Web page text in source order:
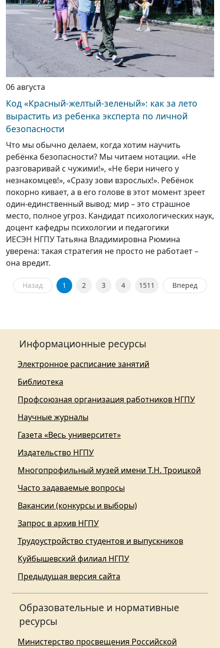
06 августа
Код «Красный-желтый-зеленый»: как за лето
вырастить из ребенка эксперта по личной
безопасности
Что мы обычно делаем, когда хотим научить
ребёнка безопасности? Мы читаем нотации. «Не
разговаривай с чужими!», «Не бери ничего у
незнакомцев!», «Сразу зови взрослых!». Ребёнок
покорно кивает, а в его голове в этот момент зреет
один-единственный вывод: мир – это страшное
место, полное угроз. Кандидат психологических наук,
доцент кафедры психологии и педагогики
ИЕСЭН НГПУ Татьяна Владимировна Рюмина
уверена: такая стратегия не просто не работает –
она вредит.
Назад 1 2 3 4 1511 Вперед
Информационные ресурсы
Электронное расписание занятий
Библиотека
Профсоюзная организация работников НГПУ
Научные журналы
Газета «Весь университет»
Издательство НГПУ
Многопрофильный музей имени Т.Н. Троицкой
Часто задаваемые вопросы
Вакансии (конкурсы и выборы)
Запрос в архив НГПУ
Трудоустройство студентов и выпускников
Куйбышевский филиал НГПУ
Предыдущая версия сайта
Образовательные и нормативные
ресурсы
Министерство просвещения Российской